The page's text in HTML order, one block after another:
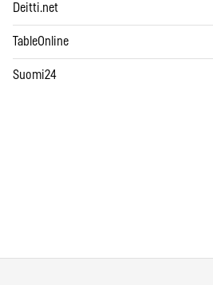
Deitti.net
TableOnline
Suomi24